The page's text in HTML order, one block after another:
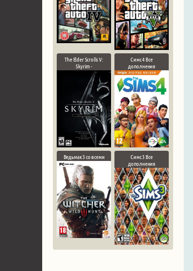
The Elder Scrolls V:
Skyrim -
Симс 4 Все
дополнения
Ведьмак 3 со всеми
Симс 3 Все
дополнения